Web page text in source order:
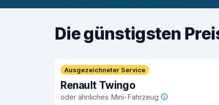
Die günstigsten
Ausgezeichneter Service
Renault Twingo
oder ähnliches Mini-Fahrzeug